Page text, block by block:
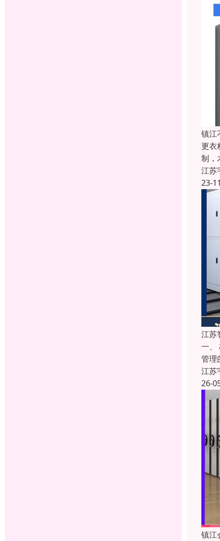
镇江
更衣
制，
江苏
23-
江苏
一、
管理
江苏
26-
镇江